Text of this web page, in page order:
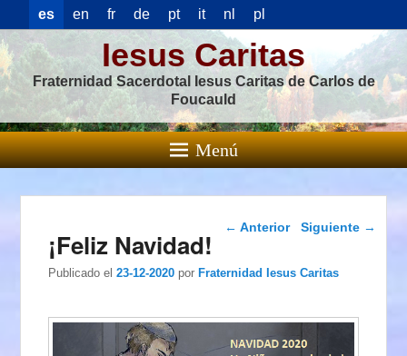
es en fr de pt it nl pl
Iesus Caritas
Fraternidad Sacerdotal Iesus Caritas de Carlos de
Foucauld
Menú
Navegación de
entradas
← Anterior Siguiente →
¡Feliz Navidad!
Publicado el 23-12-2020 porFraternidad Iesus Caritas